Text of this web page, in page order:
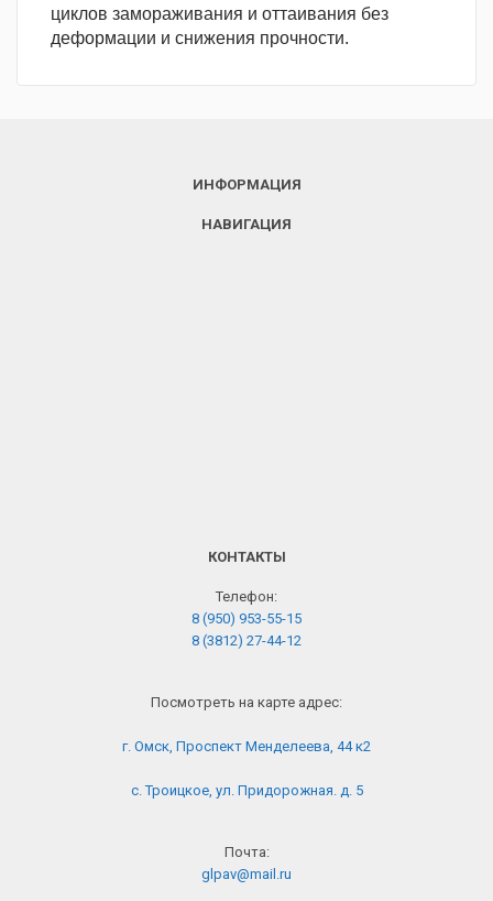
циклов замораживания и оттаивания без
деформации и снижения прочности.
ИНФОРМАЦИЯ
НАВИГАЦИЯ
КОНТАКТЫ
Телефон:
8 (950) 953-55-15
8 (3812) 27-44-12
Посмотреть на карте адрес:
г. Омск, Проспект Менделеева, 44 к2
с. Троицкое, ул. Придорожная. д. 5
Почта:
glpav@mail.ru